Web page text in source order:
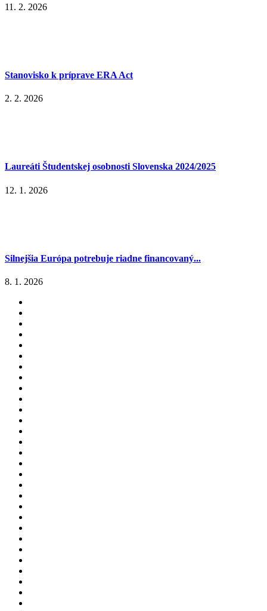
11. 2. 2026
Stanovisko k príprave ERA Act
2. 2. 2026
Laureáti Študentskej osobnosti Slovenska 2024/2025
12. 1. 2026
Silnejšia Európa potrebuje riadne financovaný...
8. 1. 2026